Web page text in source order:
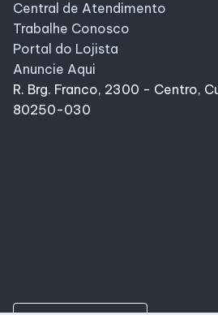
Central de Atendimento
Trabalhe Conosco
Portal do Lojista
Anuncie Aqui
R. Brg. Franco, 2300 - Centro,
80250-030